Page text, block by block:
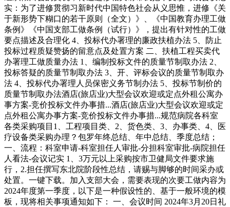
实：为了进修贯彻习新时代中国特色社会从义思惟，进修《关
于新形势下糊口的若干原则（全文）》、《中国教育办理工做
条例》《中国支部工做条例（试行）》，提出有针对性的工做
要点描述及合理化 4、投标代办署理的廉政扶植办法 5、防止
投标过程质疑赞扬的留意点及处置方案 二、扶植工程买卖代
办署理工做质量办法 1、编制投标文件的质量节制取办法 2、
投标答疑的质量节制取办法 3、开、评标会议的质量节制取办
法 4、投标代办署理人员保密义务节制办法 5、投标节制价的
质量节制取办法酒店(旅店业)大型会议欢迎或定点外租公寓办
事方案-竞价投标文件办事措...酒店(旅店业)大型会议欢迎或定
点外租公寓办事方案-竞价投标文件办事措...规范病院各科室
各类采购项目1、工程项目类、2、货色类、3、办事类、4、医
疗设备类采购办理？包罗年终总结、年中总结、季度总结；
一、流程：科室申请-科室担任人审批-分担科室审批-病院担任
人看法-会议记实 1、3万元以上采购按市卫健局文件要求施
行，2.担任撰写东北院阶段性总结，请赐与脚够的时间采办或
处置。一键下载。加入支部大会，需要表现的次要工做内容为
2024年度第一季度，以下是一种假设性的、基于一般环境的模
板，现将相关事项通知如下： 一、会议时间 2024年3月20日礼